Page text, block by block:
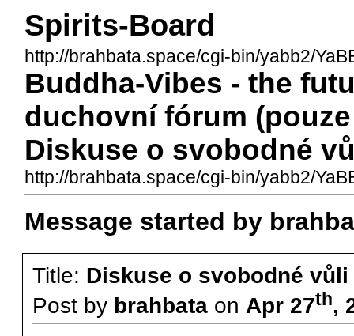
Spirits-Board
http://brahbata.space/cgi-bin/yabb2/
Buddha-Vibes - the
duchovní fórum
Diskuse o svobodné
http://brahbata.space/cgi-bin/yabb2/
Message started by
Title: Diskuse o svobodné vůli
Post by brahbataon Apr 27th,